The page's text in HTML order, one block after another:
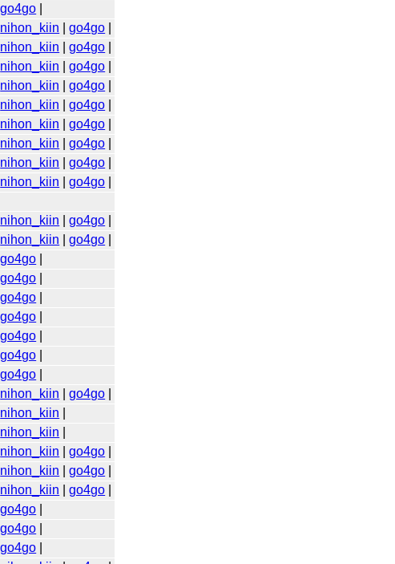
|go4go
nihon_kiin |go4go
nihon_kiin |go4go
nihon_kiin |go4go
nihon_kiin |go4go
nihon_kiin |go4go
nihon_kiin |go4go
nihon_kiin |go4go
nihon_kiin |go4go
nihon_kiin |go4go
nihon_kiin |go4go
nihon_kiin |go4go
|go4go
|go4go
|go4go
|go4go
|go4go
|go4go
|go4go
nihon_kiin |go4go
nihon_kiin
nihon_kiin
nihon_kiin |go4go
nihon_kiin |go4go
nihon_kiin |go4go
|go4go
|go4go
|go4go